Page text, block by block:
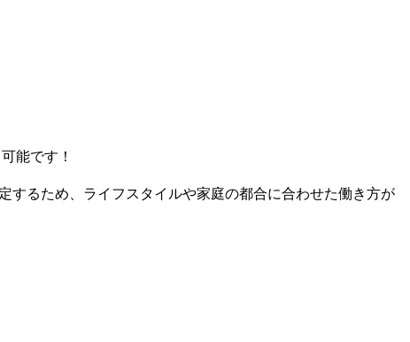
能です！
するため、ライフスタイルや家庭の都合に合わせた働き方が